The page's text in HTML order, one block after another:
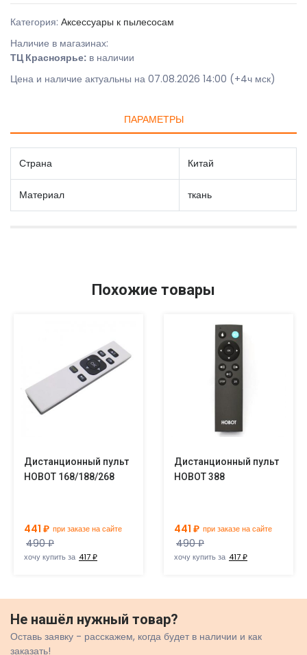
Категория: Аксессуары к пылесосам
Наличие в магазинах:
ТЦ Красноярье: в наличии
Цена и наличие актуальны на 07.08.2026 14:00 (+4ч мск)
ПАРАМЕТРЫ
Страна Китай
Материал ткань
Похожие товары
Дистанционный пульт
HOBOT 168/188/268
441 ₽ при заказе на сайте
490 ₽
хочу купить за 417 ₽
Дистанционный пульт
HOBOT 388
441 ₽ при заказе на сайте
490 ₽
хочу купить за 417 ₽
Не нашёл нужный товар?
Оставь заявку - расскажем, когда будет в наличии и как
заказать!